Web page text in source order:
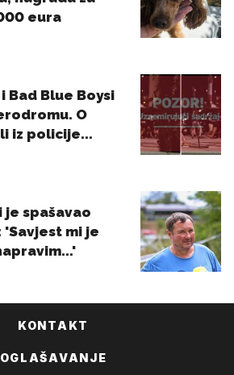
KONTAKT
OGLAŠAVANJE